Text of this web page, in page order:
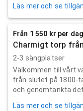
Läs mer och se
Från 1 550 kr per dag
Charmigt torp
2-3 sängplatser
Välkommen till vårt
från slutet på 1800-
och genomtänkta
Läs mer och se